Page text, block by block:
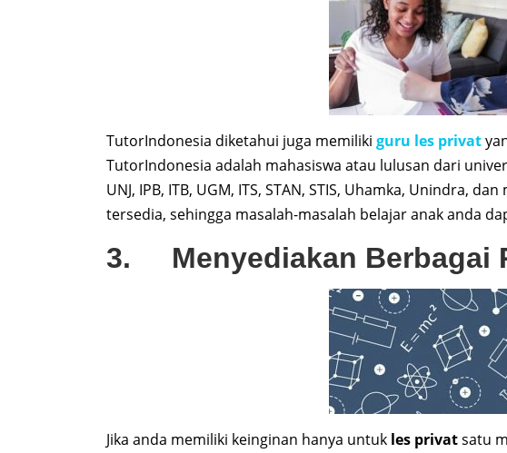
TutorIndonesia diketahui juga memiliki guru les privat
TutorIndonesia adalah mahasiswa atau lulusan dari
UNJ, IPB, ITB, UGM, ITS, STAN, STIS, Uhamka, Unindra,
tersedia, sehingga masalah-masalah belajar anak anda
3. Menyediakan Berbagai
Jika anda memiliki keinginan hanya untuk les privatsatu